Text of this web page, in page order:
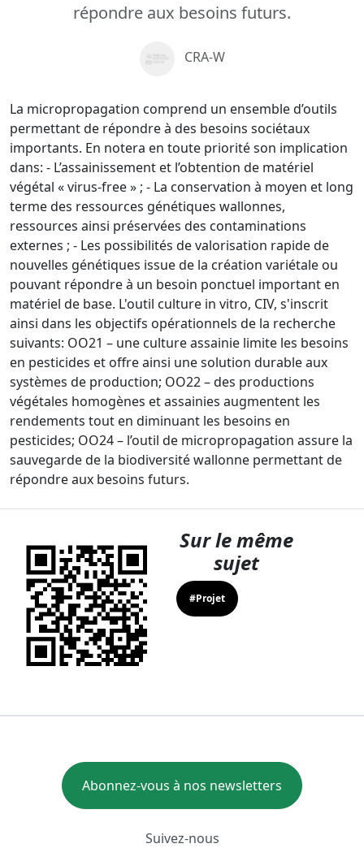
répondre aux besoins futurs.
CRA-W
La micropropagation comprend un ensemble d’outils
permettant de répondre à des besoins sociétaux
importants. En notera en toute priorité son implication
dans: - L’assainissement et l’obtention de matériel
végétal « virus-free » ; - La conservation à moyen et long
terme des ressources génétiques wallonnes,
ressources ainsi préservées des contaminations
externes ; - Les possibilités de valorisation rapide de
nouvelles génétiques issue de la création variétale ou
pouvant répondre à un besoin ponctuel important en
matériel de base. L'outil culture in vitro, CIV, s'inscrit
ainsi dans les objectifs opérationnels de la recherche
suivants: OO21 – une culture assainie limite les besoins
en pesticides et offre ainsi une solution durable aux
systèmes de production; OO22 – des productions
végétales homogènes et assainies augmentent les
rendements tout en diminuant les besoins en
pesticides; OO24 – l’outil de micropropagation assure la
sauvegarde de la biodiversité wallonne permettant de
répondre aux besoins futurs.
Sur le même
sujet
#Projet
Abonnez-vous à nos newsletters
Suivez-nous